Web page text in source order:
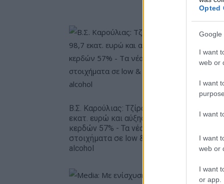
Opted
Google
I want
web or
I want
I want
I want
web or
I want
or app.
Β.Σ. Καρούλιας: Τζίρος 98,7
εκατ. ευρώ και αύξηση
κερδών 57% - Τα νέα
στοιχήματα σε low & non
alcohol
Metlen:
–